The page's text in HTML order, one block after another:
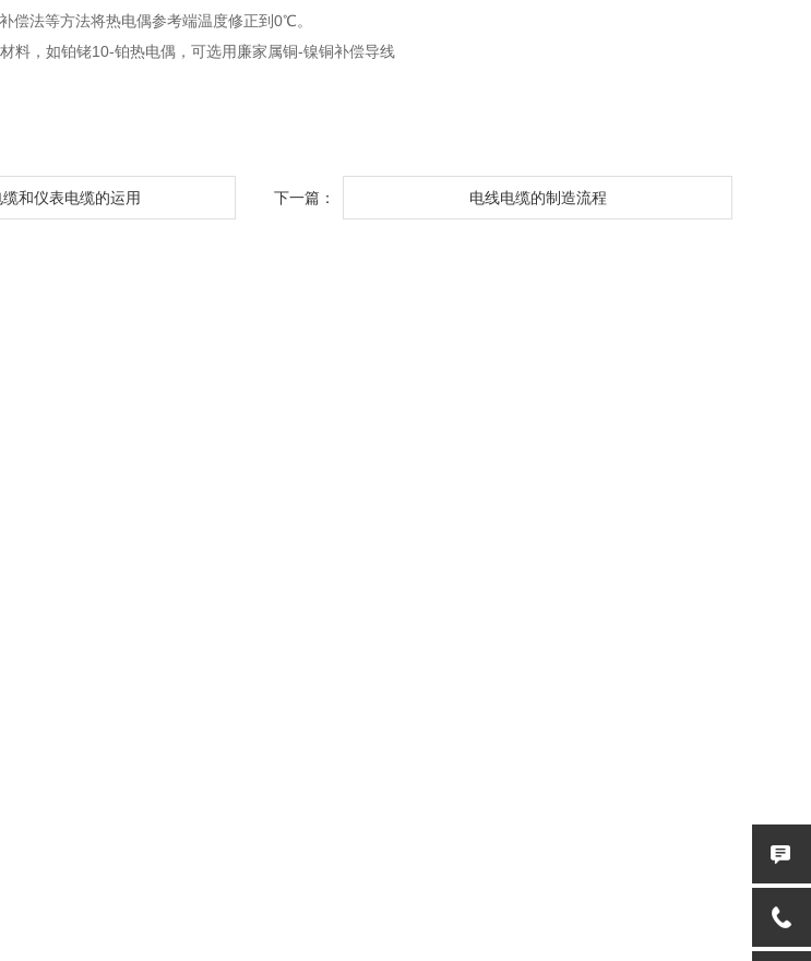
偿法等方法将热电偶参考端温度修正到0℃。
料，如铂铑10-铂热电偶，可选用廉家属铜-镍铜补偿导线
和仪表电缆的运用 下一篇： 电线电缆的制造流程